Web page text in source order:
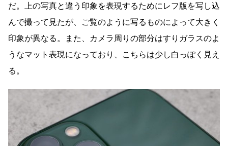
だ。上の写真と違う印象を表現するためにレフ版を写し込
んで撮って見たが、ご覧のように写るものによって大きく
印象が異なる。また、カメラ周りの部分はすりガラスのよ
うなマット表現になっており、こちらは少し白っぽく見え
る。